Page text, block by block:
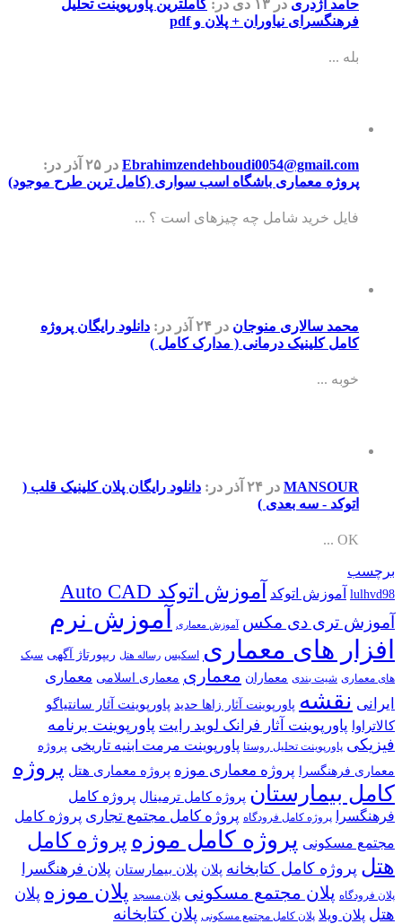
حامد اژدری در ۱۳ دی در: کاملترین پاورپوینت تحلیل
فرهنگسرای نیاوران + پلان و pdf
بله ...
Ebrahimzendehboudi0054@gmail.com در ۲۵ آذر
در:
پروژه معماری باشگاه اسب سواری (کامل ترین طرح موجود)
فایل خرید شامل چه چیزهای است ؟ ...
محمد سالاری منوجان در ۲۴ آذر در: دانلود رایگان پروژه
کامل کلینیک درمانی ( مدارک کامل )
خوبه ...
MANSOUR در ۲۴ آذر در: دانلود رایگان پلان کلینیک قلب (
اتوکد - سه بعدی )
OK ...
برچسب
lulhvd98 آموزش اتوکد آموزش اتوکد Auto CAD
آموزش تری دی مکس آموزش معماری
آموزش نرم
افزار های معماری اسکیس رساله هتل ریپورتاژ آگهی سبک
های معماری شیت بندی معماران معماری معماری اسلامی معماری
ایرانی نقشه پاورپوینت آثار زاها حدید پاورپوینت آثار سانتیاگو
کالاتراوا پاورپوینت آثار فرانک لوید رایت پاورپوینت برنامه
فیزیکی پاورپوینت تحلیل روستا پاورپوینت مرمت ابنیه تاریخی پروژه
معماری فرهنگسرا پروژه معماری موزه پروژه معماری هتل پروژه
کامل بیمارستان پروژه کامل ترمینال پروژه کامل
فرهنگسرا
پروژه کامل فرودگاه پروژه کامل مجتمع تجاری پروژه کامل
مجتمع مسکونی پروژه کامل موزه پروژه کامل
هتل پروژه کامل کتابخانه پلان پلان بیمارستان پلان فرهنگسرا
پلان فرودگاه پلان مجتمع مسکونی پلان مسجد پلان موزه پلان
هتل پلان ویلا پلان کامل مجتمع مسکونی پلان کتابخانه